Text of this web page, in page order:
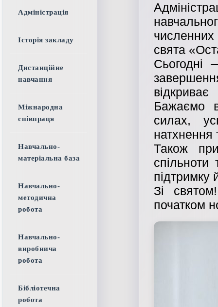
численних
свята
Сьогодні
Бажаємо
силах,
натхнення
Також
підтримку
Зі
початком
Адміністрація
Історія закладу
Дистанційне
навчання
Міжнародна
співпраця
Навчально-
матеріальна база
Навчально-
методична
робота
Навчально-
виробнича
робота
Бібліотечна
робота